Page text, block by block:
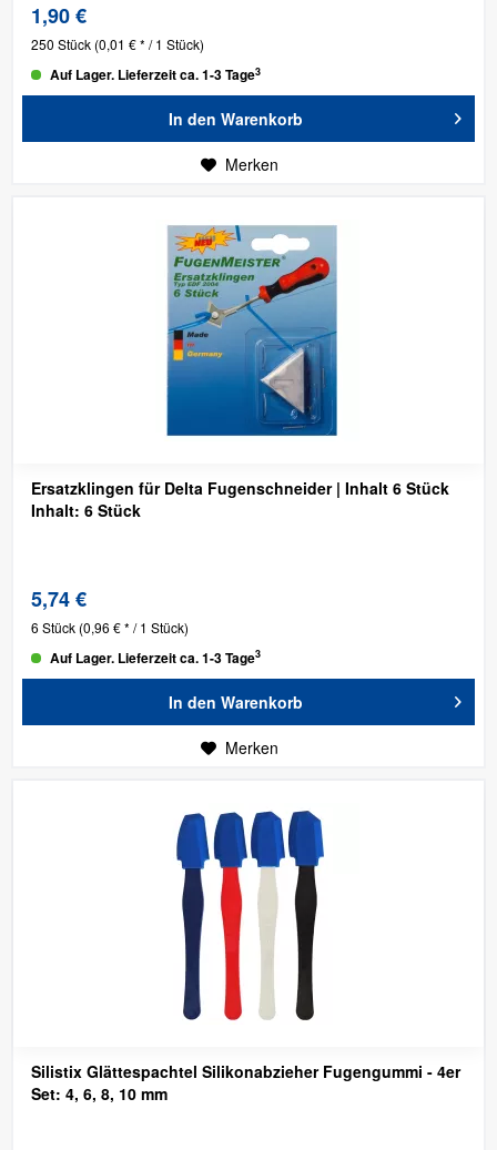
1,90 €
250 Stück (0,01 € * / 1 Stück)
Auf Lager. Lieferzeit ca. 1-3 Tage3
In den Warenkorb
Merken
Ersatzklingen für Delta Fugenschneider | Inhalt 6 Stück
Inhalt: 6 Stück
5,74 €
6 Stück (0,96 € * / 1 Stück)
Auf Lager. Lieferzeit ca. 1-3 Tage3
In den Warenkorb
Merken
Silistix Glättespachtel Silikonabzieher Fugengummi - 4er
Set: 4, 6, 8, 10 mm